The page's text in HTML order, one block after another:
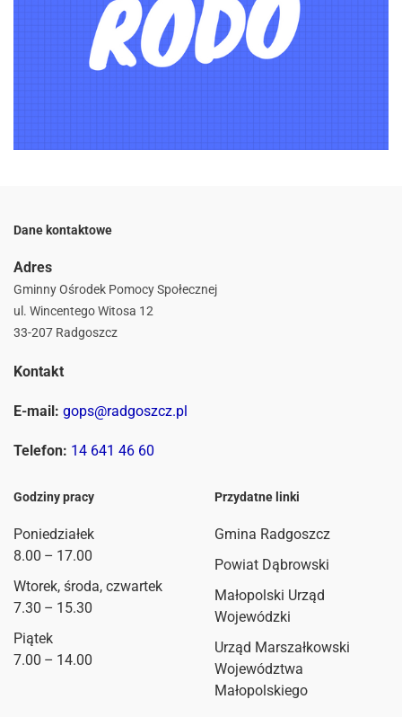
Dane kontaktowe
Adres
Gminny Ośrodek Pomocy Społecznej
ul. Wincentego Witosa 12
33-207 Radgoszcz
Kontakt
E-mail: gops@radgoszcz.pl
Telefon: 14 641 46 60
Godziny pracy
Poniedziałek
8.00 – 17.00
Wtorek, środa, czwartek
7.30 – 15.30
Piątek
7.00 – 14.00
Przydatne linki
Gmina Radgoszcz
Powiat Dąbrowski
Małopolski Urząd
Wojewódzki
Urząd Marszałkowski
Województwa
Małopolskiego